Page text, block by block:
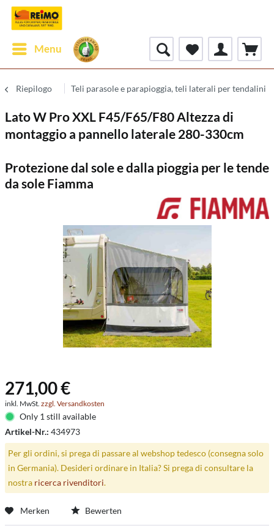
Menu
Riepilogo Teli parasole e parapioggia, teli laterali per tendalini
Lato W Pro XXL F45/F65/F80 Altezza di
montaggio a pannello laterale 280-330cm
Protezione dal sole e dalla pioggia per le tende
da sole Fiamma
271,00 €
inkl. MwSt. zzgl. Versandkosten
Only 1 still available
Artikel-Nr.: 434973
Per gli ordini, si prega di passare al webshop tedesco (consegna solo
in Germania). Desideri ordinare in Italia? Si prega di consultare la
nostra ricerca rivenditori.
Merken Bewerten